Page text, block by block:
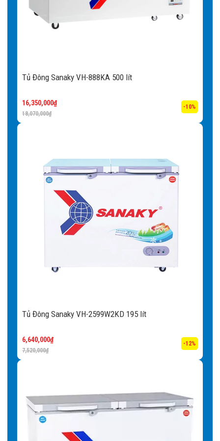
Tủ Đông Sanaky VH-888KA 500 lít
18,070,000₫
16,350,000₫
-10%
Tủ Đông Sanaky VH-2599W2KD 195 lít
7,520,000₫
6,640,000₫
-12%